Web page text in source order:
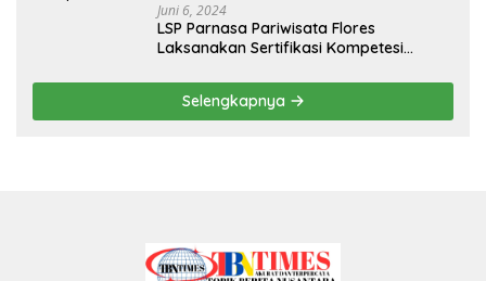
Juni 6, 2024
LSP Parnasa Pariwisata Flores
Laksanakan Sertifikasi Kompetesi
Selengkapnya